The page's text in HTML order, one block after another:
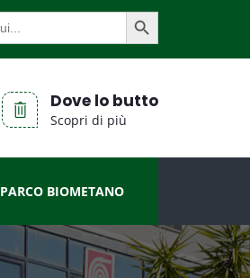
SEARCH BUTTON
Dove lo butto
Scopri di più
PARCO BIOMETANO